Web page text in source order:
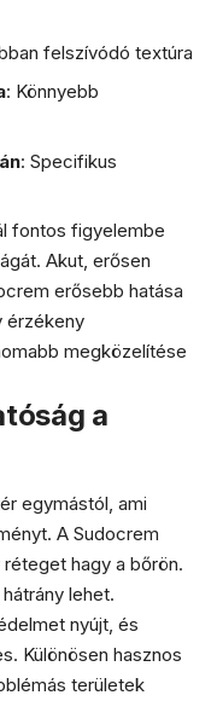
felszívódó textúra
: Könnyebb
: Specifikus
fontos figyelembe
Akut, erősen
erősebb hatása
érzékeny
megközelítése
a
egymástól, ami
A Sudocrem
hagy a bőrön.
lehet.
nyújt, és
Különösen hasznos
területek